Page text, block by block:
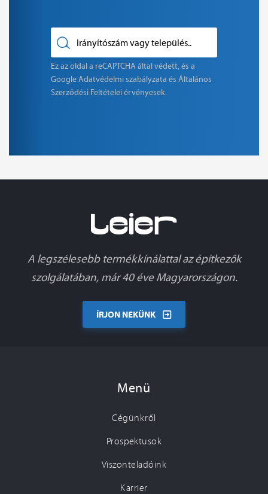
Ez az oldal a reCAPTCHA által védett, és a
GoogleAdatvédelmi szabályzata és Általános
Szerződési Feltételeiérvényesek.
A legszélesebb termékkínálattal az építkezők
szolgálatában, már 40 éve Magyarországon.
ÍRJON NEKÜNK
Menü
Cégünkről
Prospektusok
Viszonteladóink
Karrier